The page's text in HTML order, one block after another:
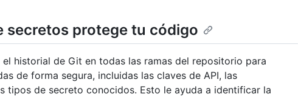
secretos protege tu código
historial de Git en todas las ramas del repositorio para
de forma segura, incluidas las claves de API, las
tipos de secreto conocidos. Esto le ayuda a identificar la